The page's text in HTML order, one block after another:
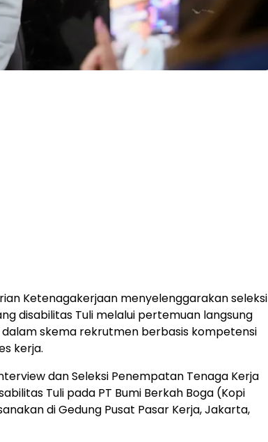
Ketenagakerjaan menyelenggarakan seleksi
disabilitas Tuli melalui pertemuan langsung
dalam skema rekrutmen berbasis kompetensi
kerja.
dan Seleksi Penempatan Tenaga Kerja
Tuli pada PT Bumi Berkah Boga (Kopi
di Gedung Pusat Pasar Kerja, Jakarta,